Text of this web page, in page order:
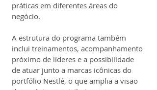
práticas em diferentes áreas do
negócio.
A estrutura do programa também
inclui treinamentos, acompanhamento
próximo de líderes e a possibilidade
de atuar junto a marcas icônicas do
portfólio Nestlé, o que amplia a visão